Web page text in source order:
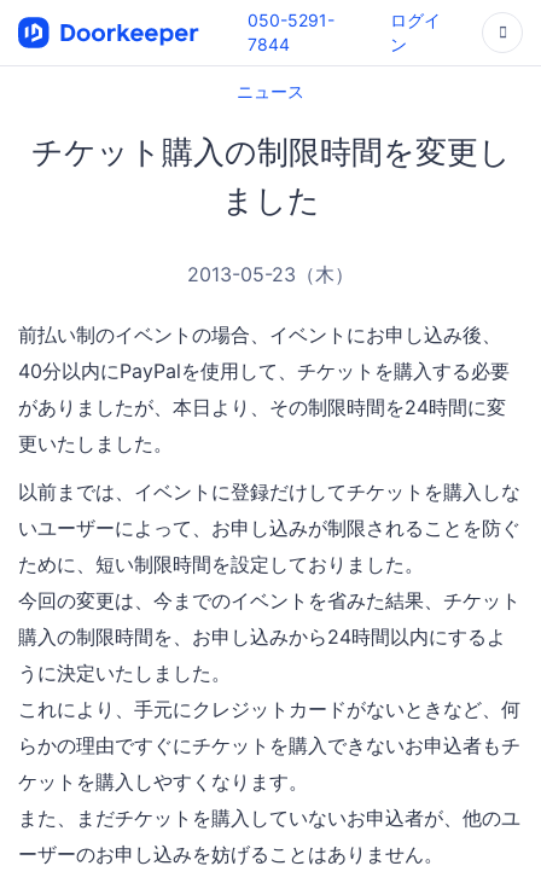
050-5291-
7844
ログイ
ン
ニュース
チケット購入の制限時間を変更し
ました
2013-05-23（木）
前払い制のイベントの場合、イベントにお申し込み後、
40分以内にPayPalを使用して、チケットを購入する必要
がありましたが、本日より、その制限時間を24時間に変
更いたしました。
以前までは、イベントに登録だけしてチケットを購入しな
いユーザーによって、お申し込みが制限されることを防ぐ
ために、短い制限時間を設定しておりました。
今回の変更は、今までのイベントを省みた結果、チケット
購入の制限時間を、お申し込みから24時間以内にするよ
うに決定いたしました。
これにより、手元にクレジットカードがないときなど、何
らかの理由ですぐにチケットを購入できないお申込者もチ
ケットを購入しやすくなります。
また、まだチケットを購入していないお申込者が、他のユ
ーザーのお申し込みを妨げることはありません。